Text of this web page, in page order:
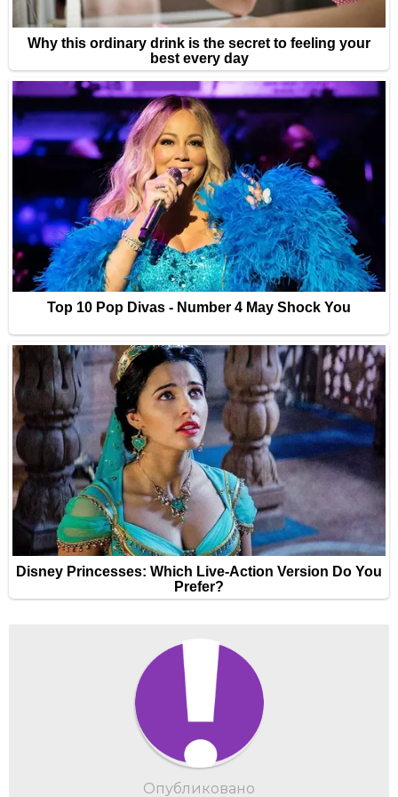
Опубликовано